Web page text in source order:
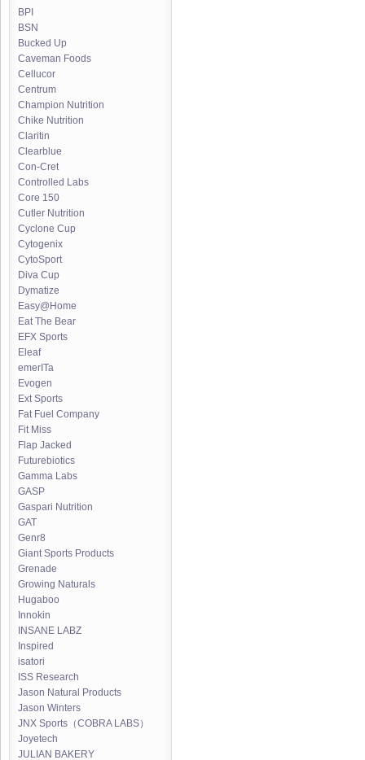
BPI
BSN
Bucked Up
Caveman Foods
Cellucor
Centrum
Champion Nutrition
Chike Nutrition
Claritin
Clearblue
Con-Cret
Controlled Labs
Core 150
Cutler Nutrition
Cyclone Cup
Cytogenix
CytoSport
Diva Cup
Dymatize
Easy@Home
Eat The Bear
EFX Sports
Eleaf
emerITa
Evogen
Ext Sports
Fat Fuel Company
Fit Miss
Flap Jacked
Futurebiotics
Gamma Labs
GASP
Gaspari Nutrition
GAT
Genr8
Giant Sports Products
Grenade
Growing Naturals
Hugaboo
Innokin
INSANE LABZ
Inspired
isatori
ISS Research
Jason Natural Products
Jason Winters
JNX Sports（COBRA LABS）
Joyetech
JULIAN BAKERY